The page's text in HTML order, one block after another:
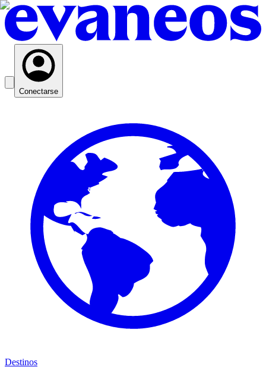
Conectarse
Destinos